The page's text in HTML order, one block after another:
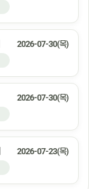
2026-07-30(목)
2026-07-30(목)
2026-07-23(목)